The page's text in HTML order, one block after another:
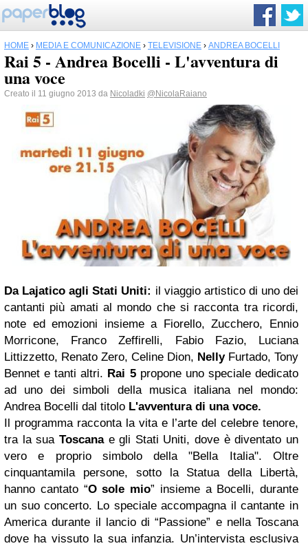
HOME › MEDIA E COMUNICAZIONE › TELEVISIONE › ANDREA BOCELLI
Rai 5 - Andrea Bocelli - L'avventura di
una voce
Creato il 11 giugno 2013 da Nicoladki @NicolaRaiano
Da Lajatico agli Stati Uniti: il viaggio artistico di uno dei
cantanti più amati al mondo che si racconta tra ricordi,
note ed emozioni insieme a Fiorello, Zucchero, Ennio
Morricone, Franco Zeffirelli, Fabio Fazio, Luciana
Littizzetto, Renato Zero, Celine Dion, NellyFurtado, Tony
Bennet e tanti altri. Rai 5propone uno speciale dedicato
ad uno dei simboli della musica italiana nel mondo:
Andrea Bocelli dal titolo L'avventura di una voce.
Il programma racconta la vita e l’arte del celebre tenore,
tra la sua Toscanae gli Stati Uniti, dove è diventato un
vero e proprio simbolo della "Bella Italia". Oltre
cinquantamila persone, sotto la Statua della Libertà,
hanno cantato “O sole mio” insieme a Bocelli, durante
un suo concerto. Lo speciale accompagna il cantante in
America durante il lancio di “Passione” e nella Toscana
dove ha vissuto la sua infanzia. Un’intervista esclusiva